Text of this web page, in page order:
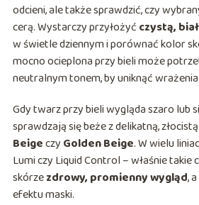
odcieni, ale także sprawdzić, czy
cerą. Wystarczy przyłożyć czystą,
w świetle dziennym i porównać kolor
mocno ocieplona przy bieli może
neutralnym tonem, by uniknąć
Gdy twarz przy bieli wygląda szaro lub
sprawdzają się beże z delikatną,
Beigeczy Golden Beige. W wielu
Lumi czy Liquid Control – właśnie takie
skórzezdrowy, promienny wygląd,
efektu maski.